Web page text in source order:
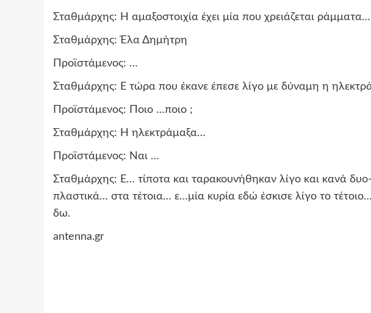
Σταθμάρχης: Η αμαξοστοιχία έχει μία που χρειάζεται
Σταθμάρχης: Έλα Δημήτρη
Προϊστάμενος: …
Σταθμάρχης: Ε τώρα που έκανε έπεσε λίγο με δύναμη η
Προϊστάμενος: Ποιο …ποιο ;
Σταθμάρχης: Η ηλεκτράμαξα…
Προϊστάμενος: Ναι …
Σταθμάρχης: Ε… τίποτα και ταρακουνήθηκαν λίγο και κανά
πλαστικά… στα τέτοια… ε…μία κυρία εδώ έσκισε λίγο το
δω.
antenna.gr